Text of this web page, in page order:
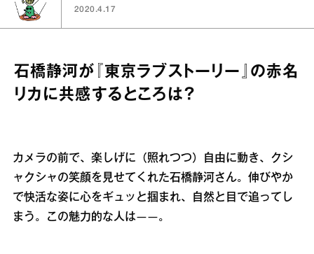
2020.4.17
石橋静河が『東京ラブストーリー』の赤名
リカに共感するところは？
カメラの前で、楽しげに（照れつつ）自由に動き、クシ
ャクシャの笑顔を見せてくれた石橋静河さん。伸びやか
で快活な姿に心をギュッと掴まれ、自然と目で追ってし
まう。この魅力的な人は――。